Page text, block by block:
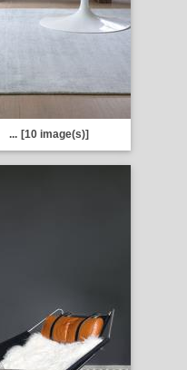
... [10 image(s)]